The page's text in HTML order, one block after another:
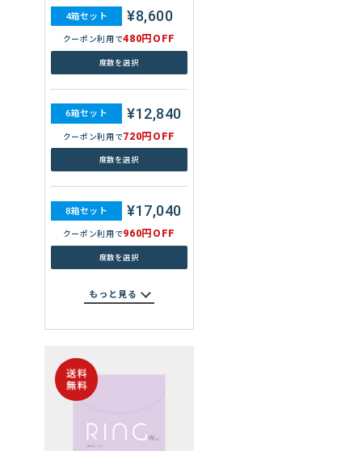
6箱セット ¥20,040
クーポン利用で1,440円OFF
8箱セット ¥26,720
クーポン利用で1,920円OFF
もっと見る
WAVEワンデー ウォータース
4箱セット ¥8,600
クーポン利用で480円OFF
度数を選択
6箱セット ¥12,840
クーポン利用で720円OFF
度数を選択
8箱セット ¥17,040
クーポン利用で960円OFF
度数を選択
もっと見る